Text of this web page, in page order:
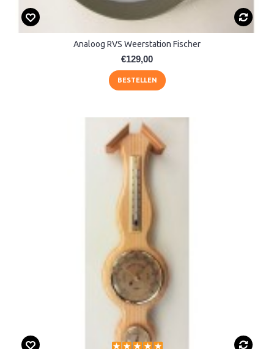
Analoog RVS Weerstation Fischer
€129,00
BESTELLEN